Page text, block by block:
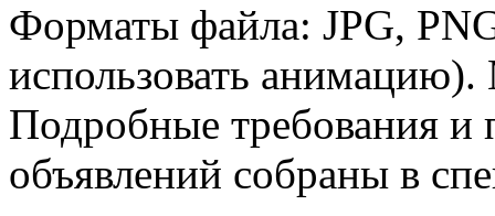
Форматы файла: JPG,
использовать
Подробные требования и
объявлений собраны в